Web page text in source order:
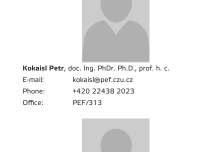
Kokaisl Petr, doc. Ing. PhDr. Ph.D., prof. h. c.
E-mail:
kokaisl@pef.czu.cz
Phone:
+420 22438 2023
Office:
PEF/313